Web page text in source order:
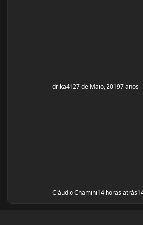
drika4127 de Maio, 20197 anos
Cláudio Chamini14 horas atrás